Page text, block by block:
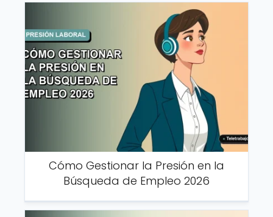
Cómo Gestionar la Presión en la
Búsqueda de Empleo 2026